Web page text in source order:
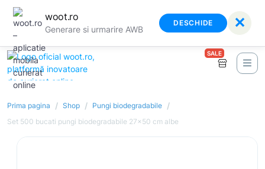
woot.ro
Generare si urmarire AWB
DESCHIDE ✕
SALE
Prima pagina / Shop / Pungi biodegradabile /
Set 500 bucati pungi biodegradabile 27x50 cm albe